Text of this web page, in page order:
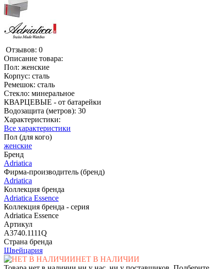
Отзывов: 0
Описание товара:
Пол: женские
Корпус: сталь
Ремешок: сталь
Стекло: минеральное
КВАРЦЕВЫЕ - от батарейки
Водозащита (метров): 30
Характеристики:
Все характеристики
Пол (для кого)
женские
Бренд
Adriatica
Фирма-производитель (бренд)
Adriatica
Коллекция бренда
Adriatica Essence
Коллекция бренда - серия
Adriatica Essence
Артикул
A3740.1111Q
Страна бренда
Швейцария
НЕТ В НАЛИЧИИ